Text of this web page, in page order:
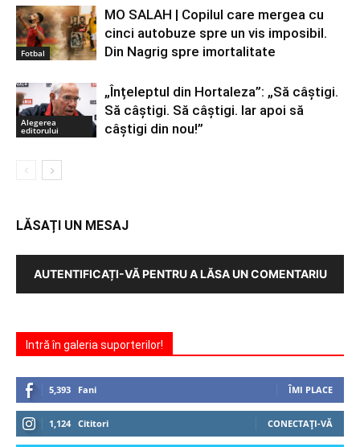
Fotbal
MO SALAH | Copilul care mergea cu
cinci autobuze spre un vis imposibil.
Din Nagrig spre imortalitate
Alegerea
editorului
„Înțeleptul din Hortaleza”: „Să câștigi.
Să câștigi. Să câștigi. Iar apoi să
câștigi din nou!”
LĂSAȚI UN MESAJ
AUTENTIFICAȚI-VĂ PENTRU A LĂSA UN COMENTARIU
Intră în galeria suporterilor!
5,393 Fani ÎMI PLACE
1,124 Cititori CONECTAȚI-VĂ